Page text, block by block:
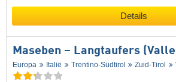
Details
Maseben – Langtaufers
Europa Italië Trentino-Südtirol Zuid-Tirol